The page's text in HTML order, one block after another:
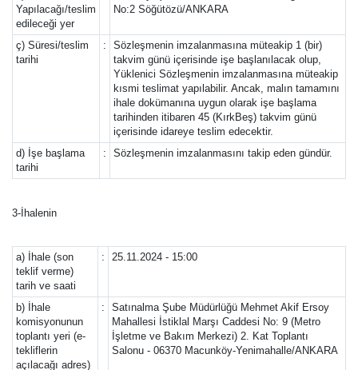
Yapılacağı/teslim
edileceği yer
No:2 Söğütözü/ANKARA
ç) Süresi/teslim
tarihi
:
Sözleşmenin imzalanmasına müteakip 1 (bir)
takvim günü içerisinde işe başlanılacak olup,
Yüklenici Sözleşmenin imzalanmasına müteakip
kısmi teslimat yapılabilir. Ancak, malın tamamını
ihale dokümanına uygun olarak işe başlama
tarihinden itibaren 45 (KırkBeş) takvim günü
içerisinde idareye teslim edecektir.
d) İşe başlama
tarihi
: Sözleşmenin imzalanmasını takip eden gündür.
3-İhalenin
a) İhale (son
teklif verme)
tarih ve saati
: 25.11.2024 - 15:00
b) İhale
komisyonunun
toplantı yeri (e-
tekliflerin
açılacağı adres)
:
Satınalma Şube Müdürlüğü Mehmet Akif Ersoy
Mahallesi İstiklal Marşı Caddesi No: 9 (Metro
İşletme ve Bakım Merkezi) 2. Kat Toplantı
Salonu - 06370 Macunköy-Yenimahalle/ANKARA